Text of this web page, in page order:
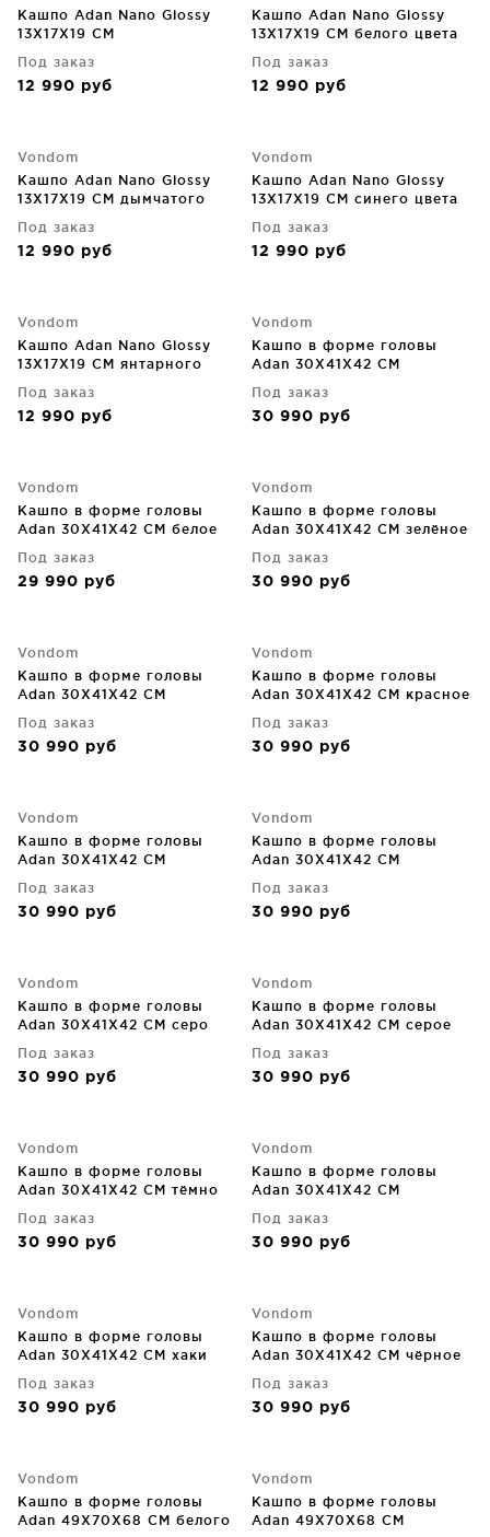
Кашпо Adan Nano Glossy
13X17X19 CM
Под заказ
12 990 руб
Кашпо Adan Nano Glossy
13X17X19 CM белого цвета
Под заказ
12 990 руб
Vondom
Кашпо Adan Nano Glossy
13X17X19 CM дымчатого
Под заказ
12 990 руб
Vondom
Кашпо Adan Nano Glossy
13X17X19 CM синего цвета
Под заказ
12 990 руб
Vondom
Кашпо Adan Nano Glossy
13X17X19 CM янтарного
Под заказ
12 990 руб
Vondom
Кашпо в форме головы
Adan 30X41X42 CM
Под заказ
30 990 руб
Vondom
Кашпо в форме головы
Adan 30X41X42 CM белое
Под заказ
29 990 руб
Vondom
Кашпо в форме головы
Adan 30X41X42 CM зелёное
Под заказ
30 990 руб
Vondom
Кашпо в форме головы
Adan 30X41X42 CM
Под заказ
30 990 руб
Vondom
Кашпо в форме головы
Adan 30X41X42 CM красное
Под заказ
30 990 руб
Vondom
Кашпо в форме головы
Adan 30X41X42 CM
Под заказ
30 990 руб
Vondom
Кашпо в форме головы
Adan 30X41X42 CM
Под заказ
30 990 руб
Vondom
Кашпо в форме головы
Adan 30X41X42 CM серо
Под заказ
30 990 руб
Vondom
Кашпо в форме головы
Adan 30X41X42 CM серое
Под заказ
30 990 руб
Vondom
Кашпо в форме головы
Adan 30X41X42 CM тёмно
Под заказ
30 990 руб
Vondom
Кашпо в форме головы
Adan 30X41X42 CM
Под заказ
30 990 руб
Vondom
Кашпо в форме головы
Adan 30X41X42 CM хаки
Под заказ
30 990 руб
Vondom
Кашпо в форме головы
Adan 30X41X42 CM чёрное
Под заказ
30 990 руб
Vondom
Кашпо в форме головы
Adan 49X70X68 CM белого
Vondom
Кашпо в форме головы
Adan 49X70X68 CM